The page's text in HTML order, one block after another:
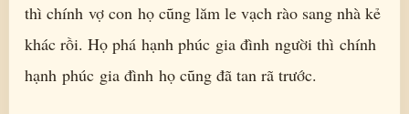
thì chính vợ con họ cũng lăm le vạch rào sang nhà kẻ
khác rồi. Họ phá hạnh phúc gia đình người thì chính
hạnh phúc gia đình họ cũng đã tan rã trước.